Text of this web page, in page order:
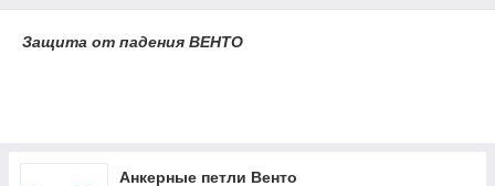
Защита от падения ВЕНТО
Анкерные петли Венто